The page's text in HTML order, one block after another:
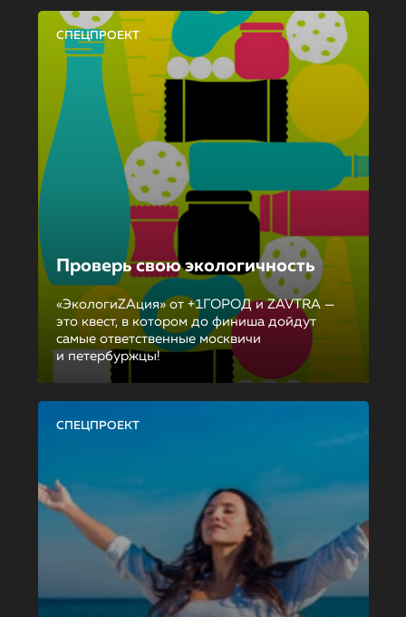
СПЕЦПРОЕКТ
Проверь свою экологичность
«ЭкологиZAция» от +1ГОРОД и ZAVTRA —
это квест, в котором до финиша дойдут
самые ответственные москвичи
и петербуржцы!
СПЕЦПРОЕКТ